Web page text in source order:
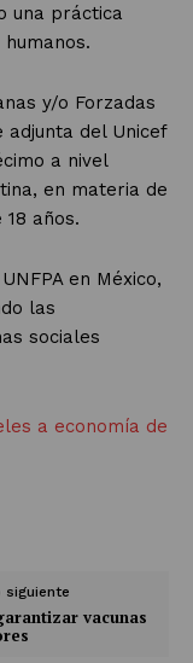
una práctica
y/o Forzadas
adjunta del Unicef
a nivel
en materia de
años.
en México,
las
sociales
a economía de
vacunas